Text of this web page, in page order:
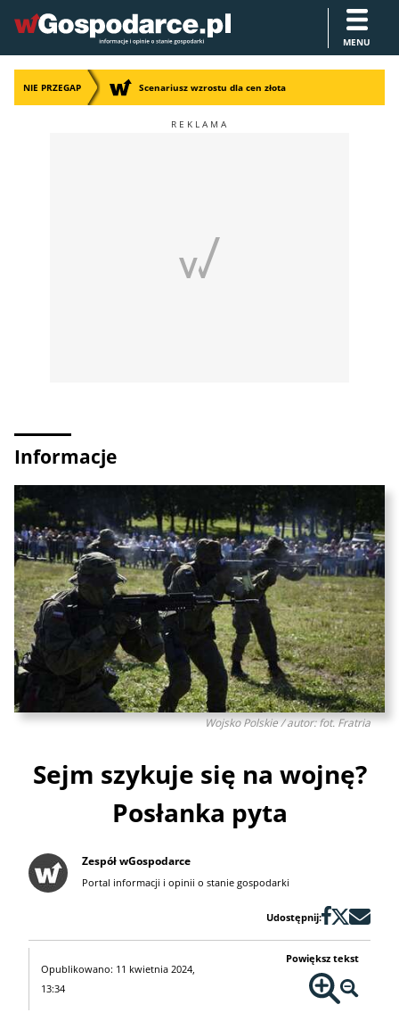
MENU
NIE PRZEGAP Scenariusz wzrostu dla cen złota
Informacje
Wojsko Polskie / autor: fot. Fratria
Sejm szykuje się na wojnę?
Posłanka pyta
Zespół wGospodarce
Portal informacji i opinii o stanie gospodarki
Udostępnij:
Opublikowano: 11 kwietnia 2024,
13:34
Powiększ tekst